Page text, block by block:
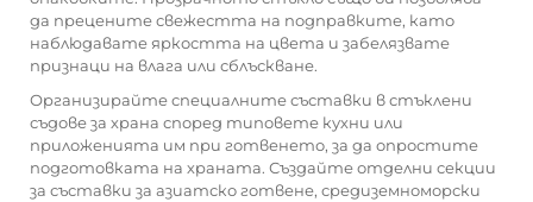
да прецените свежестта на подправките, като
наблюдавате яркостта на цвета и забелязвате
признаци на влага или сблъскване.
Организирайте специалните съставки в стъклени
съдове за храна според типовете кухни или
приложенията им при готвенето, за да опростите
подготовката на храната. Създайте отделни секции
за съставки за азиатско готвене, средиземноморски